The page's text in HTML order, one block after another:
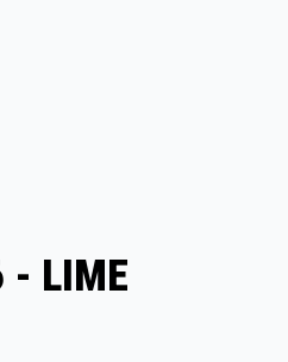
- LIME